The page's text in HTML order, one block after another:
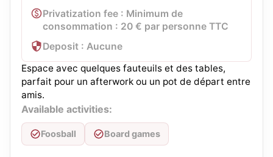
Privatization fee : Minimum de
consommation : 20 € par personne TTC
Deposit : Aucune
Espace avec quelques fauteuils et des tables,
parfait pour un afterwork ou un pot de départ entre
amis.
Available activities:
Foosball Board games